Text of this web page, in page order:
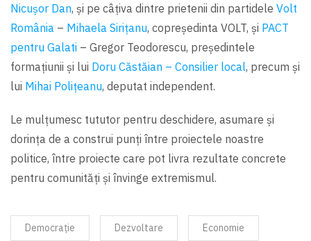
Nicușor Dan, și pe câțiva dintre prietenii din partidele Volt
România – Mihaela Sirițanu, copreședinta VOLT, și PACT
pentru Galati – Gregor Teodorescu, președintele
formațiunii și lui Doru Căstăian – Consilier local, precum și
lui Mihai Polițeanu, deputat independent.
Le mulțumesc tututor pentru deschidere, asumare și
dorința de a construi punți între proiectele noastre
politice, între proiecte care pot livra rezultate concrete
pentru comunități și învinge extremismul.
Democrație Dezvoltare Economie